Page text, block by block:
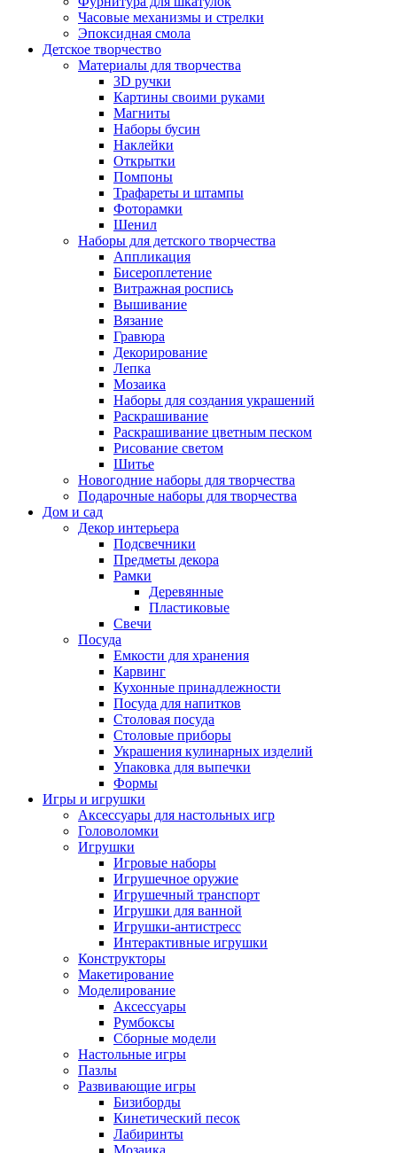
Часовые механизмы и стрелки
Эпоксидная смола
Детское творчество
Материалы для творчества
3D ручки
Картины своими руками
Магниты
Наборы бусин
Наклейки
Открытки
Помпоны
Трафареты и штампы
Фоторамки
Шенил
Наборы для детского творчества
Аппликация
Бисероплетение
Витражная роспись
Вышивание
Вязание
Гравюра
Декорирование
Лепка
Мозаика
Наборы для создания украшений
Раскрашивание
Раскрашивание цветным песком
Рисование светом
Шитье
Новогодние наборы для творчества
Подарочные наборы для творчества
Дом и сад
Декор интерьера
Подсвечники
Предметы декора
Рамки
Деревянные
Пластиковые
Свечи
Посуда
Емкости для хранения
Карвинг
Кухонные принадлежности
Посуда для напитков
Столовая посуда
Столовые приборы
Украшения кулинарных изделий
Упаковка для выпечки
Формы
Игры и игрушки
Аксессуары для настольных игр
Головоломки
Игрушки
Игровые наборы
Игрушечное оружие
Игрушечный транспорт
Игрушки для ванной
Игрушки-антистресс
Интерактивные игрушки
Конструкторы
Макетирование
Моделирование
Аксессуары
Румбоксы
Сборные модели
Настольные игры
Пазлы
Развивающие игры
Бизиборды
Кинетический песок
Лабиринты
Мозаика